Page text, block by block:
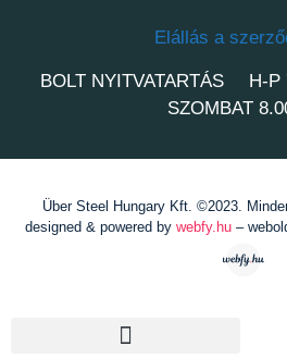
Elállás a
BOLT NYITVATARTÁS
H-P
SZOMBAT
Über Steel Hungary Kft. ©2023.
designed & powered by webfy.hu –